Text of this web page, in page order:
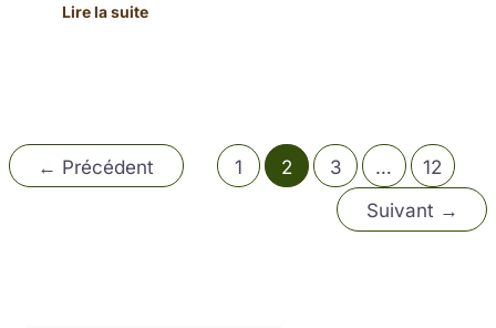
Lire la suite
← Précédent 1 2 3 …
12
Suivant →